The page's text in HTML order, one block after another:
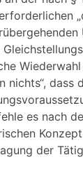
nichts“, dass
es nach
der